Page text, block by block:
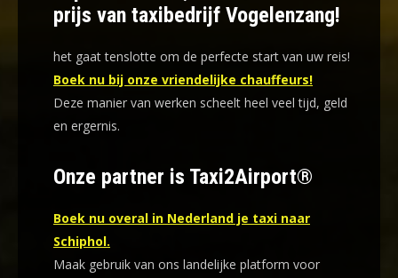
prijs van taxibedrijf Vogelenzang!
het gaat tenslotte om de perfecte start van uw reis!
Boek nu bij onze vriendelijke chauffeurs!
Deze manier van werken scheelt heel veel tijd, geld
en ergernis.
Onze partner is Taxi2Airport®
Boek nu overal in Nederland je taxi naar
Schiphol.
Maak gebruik van ons landelijke platform voor